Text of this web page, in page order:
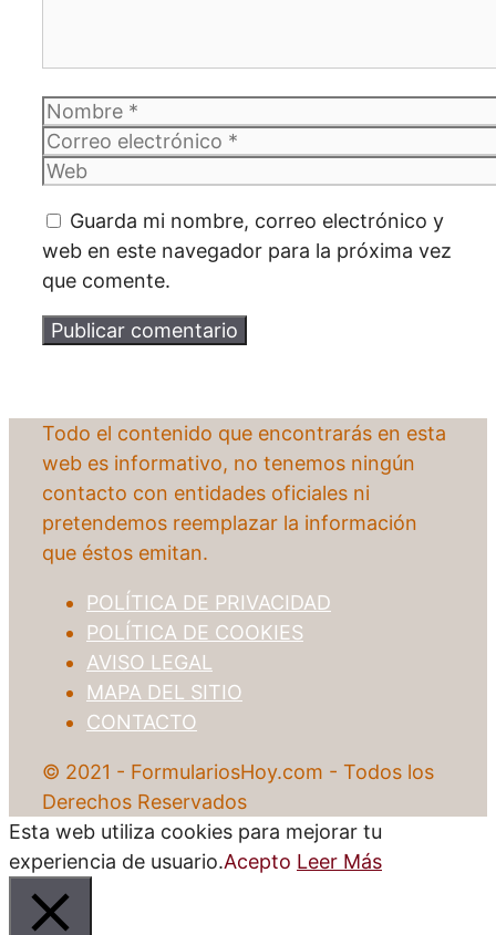
Nombre
Correo
electrónico
Web
Guarda mi nombre, correo electrónico y
web en este navegador para la próxima vez
que comente.
Todo el contenido que encontrarás en esta
web es informativo, no tenemos ningún
contacto con entidades oficiales ni
pretendemos reemplazar la información
que éstos emitan.
POLÍTICA DE PRIVACIDAD
POLÍTICA DE COOKIES
AVISO LEGAL
MAPA DEL SITIO
CONTACTO
© 2021 - FormulariosHoy.com - Todos los
Derechos Reservados
Esta web utiliza cookies para mejorar tu
experiencia de usuario.Acepto Leer Más